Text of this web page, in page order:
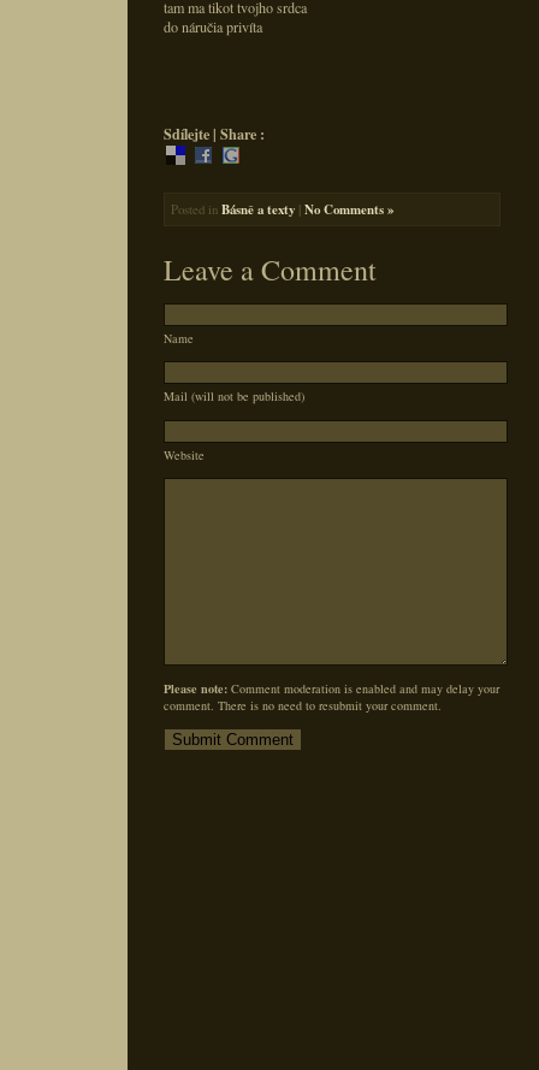
tam ma tikot tvojho srdca
do náručia privíta
Sdílejte | Share :
Posted in Básně a texty |No Comments »
Leave a Comment
Name
Mail (will not be published)
Website
Please note: Comment moderation is enabled and may delay your
comment. There is no need to resubmit your comment.